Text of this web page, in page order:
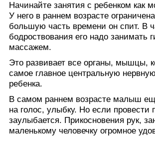
Начинайте занятия с ребенком как
У него в раннем возрасте
большую часть времени он спит. В
бодроствования его надо занимать
массажем.
Это развивает все органы, мышцы,
самое главное центральную
ребенка.
В самом раннем возрасте малыш
на голос, улыбку. Но если провести
заулыбается. Прикосновения рук,
маленькому человечку огромное